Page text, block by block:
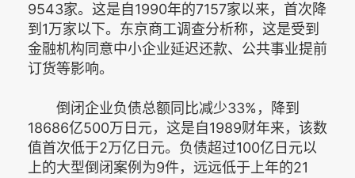
9543家。这是自1990年的7157家以来，首次降
到1万家以下。东京商工调查分析称，这是受到
金融机构同意中小企业延迟还款、公共事业提前
订货等影响。
倒闭企业负债总额同比减少33%，降到
18686亿500万日元，这是自1989财年来，该数
值首次低于2万亿日元。负债超过100亿日元以
上的大型倒闭案例为9件，远远低于上年的21